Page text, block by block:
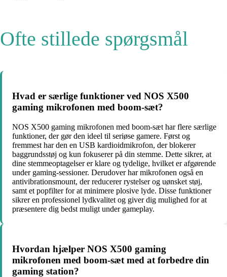
Ofte stillede spørgsmål
Hvad er særlige funktioner ved NOS X500
gaming mikrofonen med boom-sæt?
NOS X500 gaming mikrofonen med boom-sæt har flere særlige
funktioner, der gør den ideel til seriøse gamere. Først og
fremmest har den en USB kardioidmikrofon, der blokerer
baggrundsstøj og kun fokuserer på din stemme. Dette sikrer, at
dine stemmeoptagelser er klare og tydelige, hvilket er afgørende
under gaming-sessioner. Derudover har mikrofonen også en
antivibrationsmount, der reducerer rystelser og uønsket støj,
samt et popfilter for at minimere plosive lyde. Disse funktioner
sikrer en professionel lydkvalitet og giver dig mulighed for at
præsentere dig bedst muligt under gameplay.
Hvordan hjælper NOS X500 gaming
mikrofonen med boom-sæt med at forbedre din
gaming station?